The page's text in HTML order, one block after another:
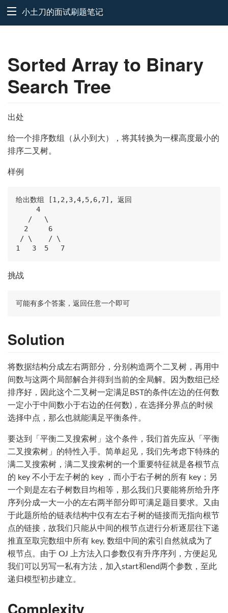
小土刀的面试刷题笔记
Sorted Array to Binary
Search Tree
出处
给一个排序数组（从小到大），将其转换为一棵高度最小的
排序二叉树。
样例
给出数组 [1,2,3,4,5,6,7], 返回
     4
   /   \
  2     6
/ \    / \
挑战
Solution
将数据结构分成左右两部分，分别构造两个二叉树，再用中
间数与这两个局部解合并得到当前的全局解。因为数组已经
排序好，因此这个二叉树一定满足BST的条件(左边的任何数
一定小于中间数小于右边的任何数)，在选择分界点的时候
选择中点，那么也就能满足平衡条件。
要达到「平衡二叉搜索树」这个条件，我们首先应从「平衡
二叉搜索树」的特性入手。简单起见，我们先考虑下特殊的
满二叉搜索树，满二叉搜索树的一个重要特征就是各根节点
的 key 不小于左子树的 key ，而小于右子树的所有 key；另
一个则是左右子树数目均相等，那么我们只要能将所给升序
序列分成一大一小的左右两半部分即可满足题目要求。又由
于此题所给的链表结构中仅有左右子树的链接而无指向根节
点的链接，故我们只能从中间的根节点进行分析逐层往下递
推直至取完数组中所有 key, 数组中间的索引自然就成为了
根节点。由于 OJ 上方法入口参数仅有升序序列，方便起见
我们可以另写一私有方法，加入start和end两个参数，至此
递归模型初步建立。
Complexity